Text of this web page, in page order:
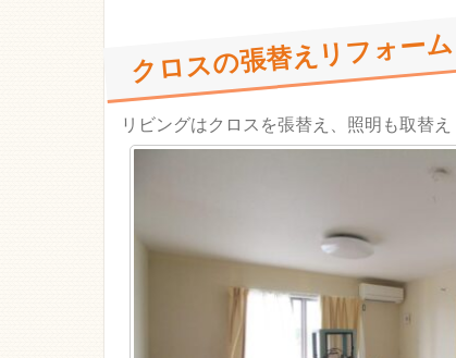
クロスの張替えリフォーム
リビングはクロスを張替え、照明も取替え